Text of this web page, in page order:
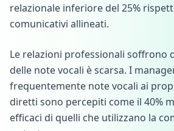
relazionale inferiore del 25%
comunicativi allineati.
Le relazioni professionali soffrono
delle note vocali è scarsa. I
frequentemente note vocali ai
diretti sono percepiti come il 40%
efficaci di quelli che utilizzano la